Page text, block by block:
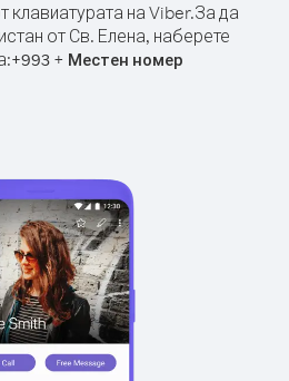
клавиатурата на Viber.За да
от Св. Елена, наберете
+993+ Местен номер